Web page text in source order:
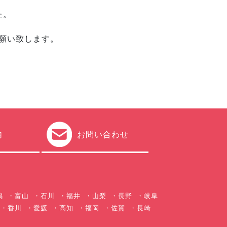
致します。
お問い合わせ
富山 石川 福井 山梨 長野
岐阜
香川
愛媛 高知 福岡 佐賀 長崎